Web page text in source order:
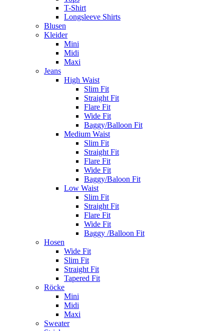
T-Shirt
Longsleeve Shirts
Blusen
Kleider
Mini
Midi
Maxi
Jeans
High Waist
Slim Fit
Straight Fit
Flare Fit
Wide Fit
Baggy/Balloon Fit
Medium Waist
Slim Fit
Straight Fit
Flare Fit
Wide Fit
Baggy/Baloon Fit
Low Waist
Slim Fit
Straight Fit
Flare Fit
Wide Fit
Baggy /Balloon Fit
Hosen
Wide Fit
Slim Fit
Straight Fit
Tapered Fit
Röcke
Mini
Midi
Maxi
Sweater